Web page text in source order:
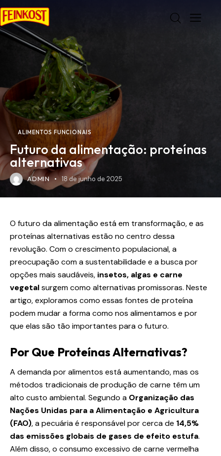
ALIMENTOS FUNCIONAIS
Futuro da alimentação: proteínas
alternativas
ADMIN 18 de junho de 2025
O futuro da alimentação está em transformação, e as
proteínas alternativas estão no centro dessa
revolução. Com o crescimento populacional, a
preocupação com a sustentabilidade e a busca por
opções mais saudáveis, insetos, algas e carne
vegetalsurgem como alternativas promissoras. Neste
artigo, exploramos como essas fontes de proteína
podem mudar a forma como nos alimentamos e por
que elas são tão importantes para o futuro.
Por Que Proteínas Alternativas?
A demanda por alimentos está aumentando, mas os
métodos tradicionais de produção de carne têm um
alto custo ambiental. Segundo a Organização das
Nações Unidas para a Alimentação e Agricultura
(FAO), a pecuária é responsável por cerca de 14,5%
das emissões globais de gases de efeito estufa.
Além disso, o consumo excessivo de carne vermelha